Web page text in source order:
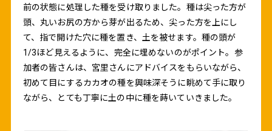
前の状態に処理した種を受け取りました。種は尖った方が
頭、丸いお尻の方から芽が出るため、尖った方を上にし
て、指で開けた穴に種を置き、土を被せます。種の頭が
1/3ほど見えるように、完全に埋めないのがポイント。参
加者の皆さんは、宮里さんにアドバイスをもらいながら、
初めて目にするカカオの種を興味深そうに眺めて手に取り
ながら、とても丁寧に土の中に種を蒔いていきました。